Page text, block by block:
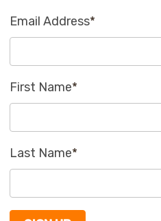
Email Address*
First Name*
Last Name*